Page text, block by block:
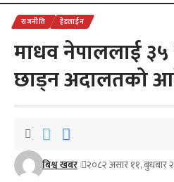
राजनीति हेडलाईन
माधव नेपाललाई
छाड्न अदालतको
बिश्व खबर २०८२ असार ११, बुधबार